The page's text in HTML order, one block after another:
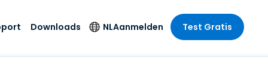
Downloads NLAanmelden Test Gratis